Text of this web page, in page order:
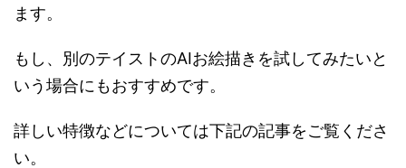
ます。
もし、別のテイストのAIお絵描きを試してみたいと
いう場合にもおすすめです。
詳しい特徴などについては下記の記事をご覧くださ
い。